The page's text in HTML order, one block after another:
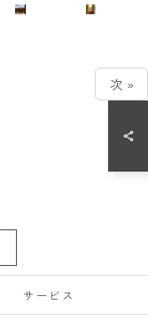
次 »
サービス